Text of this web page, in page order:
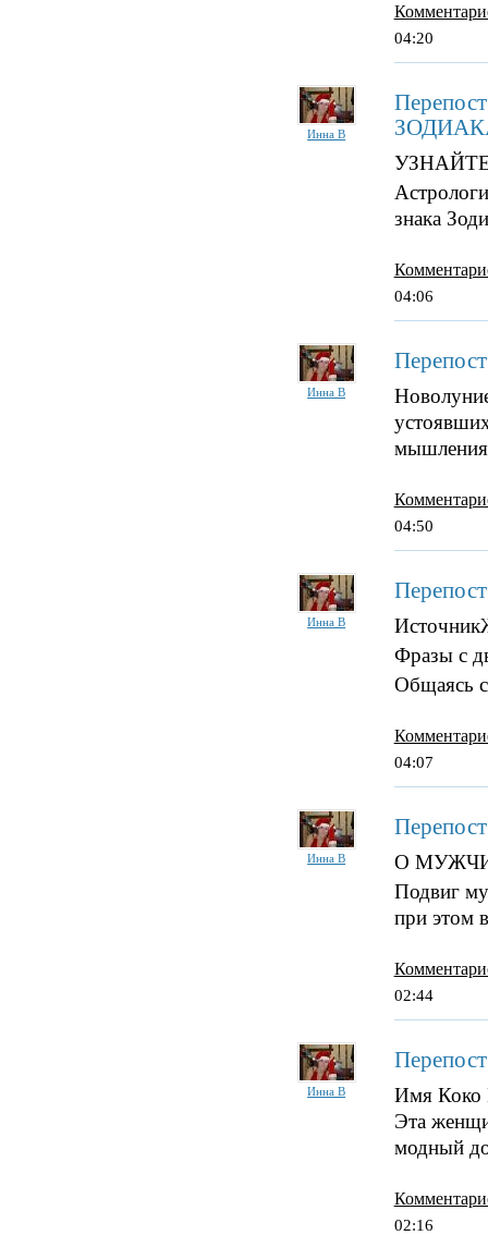
04:20
Инна В
знака
04:06
Инна В
04:50
Инна В
Фразы с
Общаясь
04:07
Инна В
О
Подвиг
при этом
02:44
Инна В
Имя Коко
Эта
модный
02:16